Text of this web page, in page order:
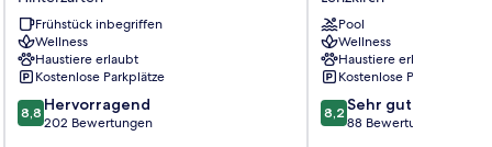
Hinterzarten
Frühstück inbegriffen
Wellness
Haustiere erlaubt
Kostenlose Parkplätze
8.8
von
8,8 Hervorragend
202 Bewertungen
Schwarzwald
Lenzkirch
Pool
Wellness
Haustiere erlaubt
Kostenlose Parkplätze
8.2
von
8,2 Sehr gut
88 Bewertungen